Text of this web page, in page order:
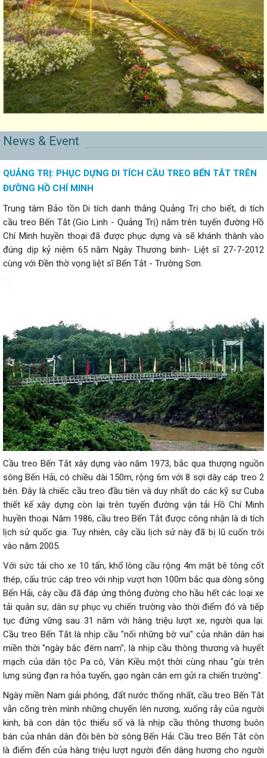
News & Event
QUẢNG TRỊ: PHỤC DỰNG DI TÍCH CẦU TREO BẾN TẮT TRÊN
ĐƯỜNG HỒ CHÍ MINH
Trung tâm Bảo tồn Di tích danh thắng Quảng Trị cho biết, di tích
cầu treo Bến Tắt (Gio Linh - Quảng Trị) nằm trên tuyến đường Hồ
Chí Minh huyền thoại đã được phục dựng và sẽ khánh thành vào
đúng dịp kỷ niệm 65 năm Ngày Thương binh- Liệt sĩ 27-7-2012
cùng với Đền thờ vọng liệt sĩ Bến Tắt - Trường Sơn.
Cầu treo Bến Tắt xây dựng vào năm 1973, bắc qua thượng nguồn
sông Bến Hải, có chiều dài 150m, rộng 6m với 8 sợi dây cáp treo 2
bên. Đây là chiếc cầu treo đầu tiên và duy nhất do các kỹ sư Cuba
thiết kế xây dựng còn lại trên tuyến đường vận tải Hồ Chí Minh
huyền thoại. Năm 1986, cầu treo Bến Tắt được công nhận là di tích
lịch sử quốc gia. Tuy nhiên, cây cầu lịch sử này đã bị lũ cuốn trôi
vào năm 2005.
Với sức tải cho xe 10 tấn, khổ lòng cầu rộng 4m mặt bê tông cốt
thép, cấu trúc cáp treo với nhịp vượt hơn 100m bắc qua dòng sông
Bến Hải, cây cầu đã đáp ứng thông đường cho hầu hết các loại xe
tải quân sự, dân sự phục vụ chiến trường vào thời điểm đó và tiếp
tục đứng vững sau 31 năm với hàng triệu lượt xe, người qua lại.
Cầu treo Bến Tắt là nhịp cầu "nối những bờ vui" của nhân dân hai
miền thời "ngày bắc đêm nam"; là nhịp cầu thông thương và huyết
mạch của dân tộc Pa cô, Vân Kiều một thời cùng nhau "gùi trên
lưng súng đạn ra hỏa tuyến, gạo ngàn cân em gửi ra chiến trường".
Ngày miền Nam giải phóng, đất nước thống nhất, cầu treo Bến Tắt
vẫn cõng trên mình những chuyến lên nương, xuống rẫy của người
kinh, bà con dân tộc thiểu số và là nhịp cầu thông thương buôn
bán của nhân dân đôi bên bờ sông Bến Hải. Cầu treo Bến Tắt còn
là điểm đến của hàng triệu lượt người đến dâng hương cho người